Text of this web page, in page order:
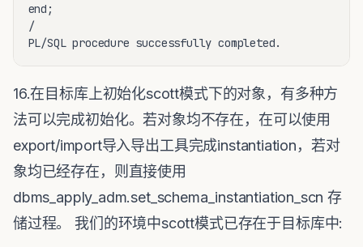
end;
/
16.在目标库上初始化scott模式下的对象，有多种方
法可以完成初始化。若对象均不存在，在可以使用
export/import导入导出工具完成instantiation，若对
象均已经存在，则直接使用
dbms_apply_adm.set_schema_instantiation_scn 存
储过程。 我们的环境中scott模式已存在于目标库中: